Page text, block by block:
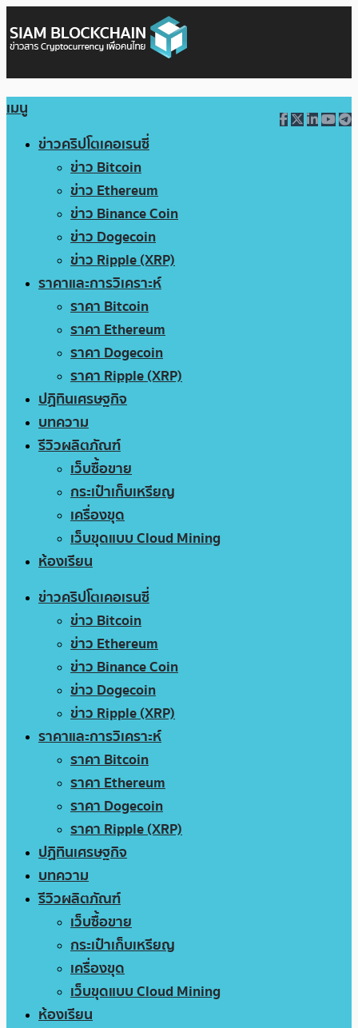
เมนู
ข่าวคริปโตเคอเรนซี่
ข่าว Bitcoin
ข่าว Ethereum
ข่าว Binance Coin
ข่าว Dogecoin
ข่าว Ripple (XRP)
ราคาและการวิเคราะห์
ราคา Bitcoin
ราคา Ethereum
ราคา Dogecoin
ราคา Ripple (XRP)
ปฏิทินเศรษฐกิจ
บทความ
รีวิวผลิตภัณฑ์
เว็บซื้อขาย
กระเป๋าเก็บเหรียญ
เครื่องขุด
เว็บขุดแบบ Cloud Mining
ห้องเรียน
ข่าวคริปโตเคอเรนซี่
ข่าว Bitcoin
ข่าว Ethereum
ข่าว Binance Coin
ข่าว Dogecoin
ข่าว Ripple (XRP)
ราคาและการวิเคราะห์
ราคา Bitcoin
ราคา Ethereum
ราคา Dogecoin
ราคา Ripple (XRP)
ปฏิทินเศรษฐกิจ
บทความ
รีวิวผลิตภัณฑ์
เว็บซื้อขาย
กระเป๋าเก็บเหรียญ
เครื่องขุด
เว็บขุดแบบ Cloud Mining
ห้องเรียน